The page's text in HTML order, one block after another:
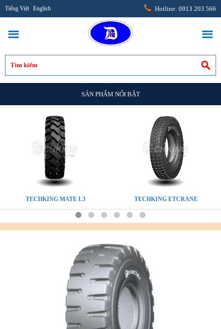
Tiếng Việt English Hotline: 0913 203 566
SẢN PHẨM NỔI BẬT
TECHKING MATE L3 TECHKING ETCRANE